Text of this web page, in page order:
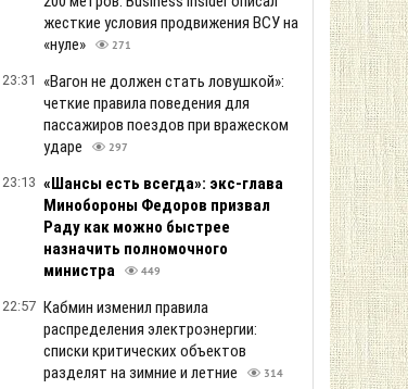
жесткие условия продвижения ВСУ на
«нуле»
271
23:31
«Вагон не должен стать ловушкой»:
четкие правила поведения для
пассажиров поездов при вражеском
ударе
297
23:13 «Шансы есть всегда»: экс-глава
Минобороны Федоров призвал
Раду как можно быстрее
назначить полномочного
министра
449
22:57 Кабмин изменил правила
распределения электроэнергии:
списки критических объектов
разделят на зимние и летние
314